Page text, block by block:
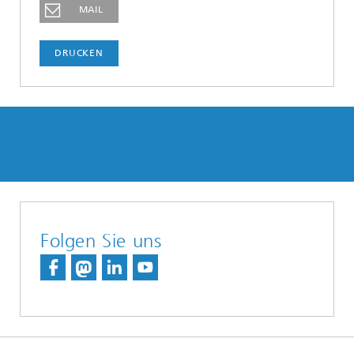
MAIL
DRUCKEN
Folgen Sie uns